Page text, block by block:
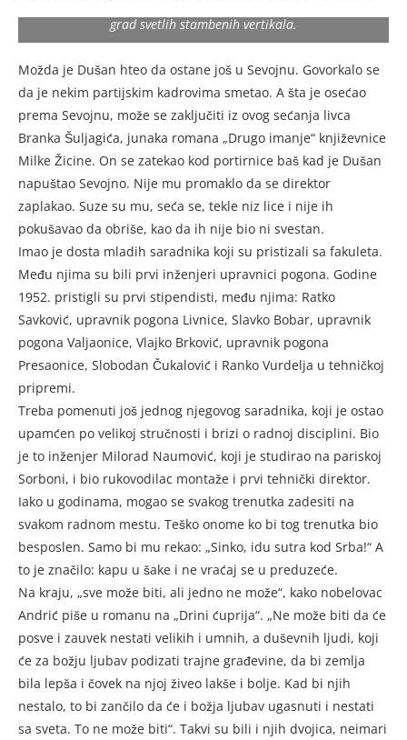
grad svetlih stambenih vertikala.
Možda je Dušan hteo da ostane još u Sevojnu. Govorkalo se
da je nekim partijskim kadrovima smetao. A šta je osećao
prema Sevojnu, može se zaključiti iz ovog sećanja livca
Branka Šuljagića, junaka romana „Drugo imanje“ književnice
Milke Žicine. On se zatekao kod portirnice baš kad je Dušan
napuštao Sevojno. Nije mu promaklo da se direktor
zaplakao. Suze su mu, seća se, tekle niz lice i nije ih
pokušavao da obriše, kao da ih nije bio ni svestan.
Imao je dosta mladih saradnika koji su pristizali sa fakuleta.
Među njima su bili prvi inženjeri upravnici pogona. Godine
1952. pristigli su prvi stipendisti, među njima: Ratko
Savković, upravnik pogona Livnice, Slavko Bobar, upravnik
pogona Valjaonice, Vlajko Brković, upravnik pogona
Presaonice, Slobodan Čukalović i Ranko Vurdelja u tehničkoj
pripremi.
Treba pomenuti još jednog njegovog saradnika, koji je ostao
upamćen po velikoj stručnosti i brizi o radnoj disciplini. Bio
je to inženjer Milorad Naumović, koji je studirao na pariskoj
Sorboni, i bio rukovodilac montaže i prvi tehnički direktor.
Iako u godinama, mogao se svakog trenutka zadesiti na
svakom radnom mestu. Teško onome ko bi tog trenutka bio
besposlen. Samo bi mu rekao: „Sinko, idu sutra kod Srba!“ A
to je značilo: kapu u šake i ne vraćaj se u preduzeće.
Na kraju, „sve može biti, ali jedno ne može“, kako nobelovac
Andrić piše u romanu na „Drini ćuprija“. „Ne može biti da će
posve i zauvek nestati velikih i umnih, a duševnih ljudi, koji
će za božju ljubav podizati trajne građevine, da bi zemlja
bila lepša i čovek na njoj živeo lakše i bolje. Kad bi njih
nestalo, to bi zančilo da će i božja ljubav ugasnuti i nestati
sa sveta. To ne može biti“. Takvi su bili i njih dvojica, neimari